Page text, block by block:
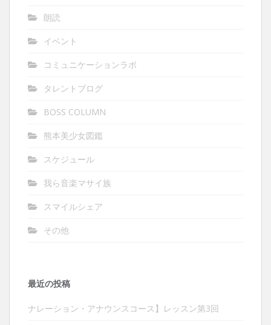
朗読
イベント
コミュニケーションラボ
タレントブログ
BOSS COLUMN
熊本美少女図鑑
スケジュール
我ら音楽マサイ族
スマイルシェア
その他
最近の投稿
ナレーション・アナウンスコース】レッスン第3回